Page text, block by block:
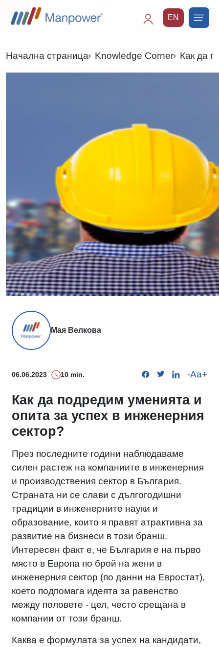
EN
Начална страница Knowledge Corner Как да
Мая Велкова
06.06.2023 10 min. -Aa+
Как да подредим уменията и
опита за успех в инженерния
сектор?
През последните години наблюдаваме
силен растеж на компаниите в инженерния
и производствения сектор в България.
Страната ни се слави с дългогодишни
традиции в инженерните науки и
образование, които я правят атрактивна за
развитие на бизнеси в този бранш.
Интересен факт е, че България е на първо
място в Европа по брой на жени в
инженерния сектор (по данни на Евростат),
което подпомага идеята за равенство
между половете - цел, често срещана в
компании от този бранш.
Каква е формулата за успех на кандидати,